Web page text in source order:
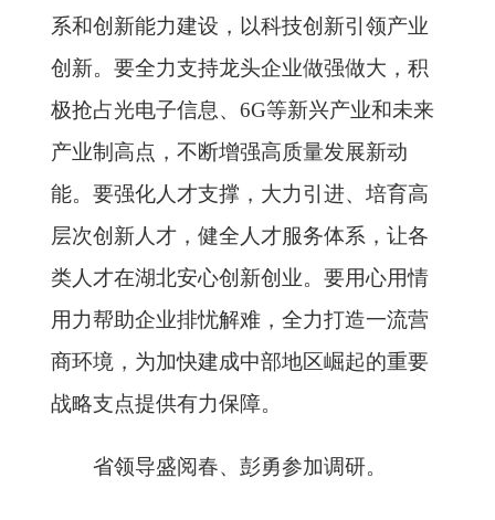
系和创新能力建设，以科技创新引领产业
创新。要全力支持龙头企业做强做大，积
极抢占光电子信息、6G等新兴产业和未来
产业制高点，不断增强高质量发展新动
能。要强化人才支撑，大力引进、培育高
层次创新人才，健全人才服务体系，让各
类人才在湖北安心创新创业。要用心用情
用力帮助企业排忧解难，全力打造一流营
商环境，为加快建成中部地区崛起的重要
战略支点提供有力保障。
省领导盛阅春、彭勇参加调研。